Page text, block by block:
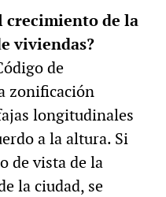
crecimiento de la
viviendas?
de
zonificación
longitudinales
a la altura. Si
de vista de la
la ciudad, se